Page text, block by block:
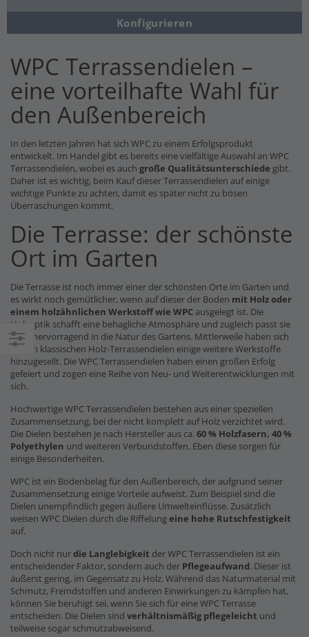
Konfigurieren
WPC Terrassendielen –
eine vorteilhafte Wahl für
den Außenbereich
In den letzten Jahren hat sich WPC zu einem Erfolgsprodukt
entwickelt. Im Handel gibt es bereits eine vielfältige Auswahl an WPC
Terrassendielen, wobei es auch große Qualitätsunterschiede gibt.
Daher ist es wichtig, beim Kauf dieser Terrassendielen auf einige
wichtige Punkte zu achten, damit es später nicht zu bösen
Überraschungen kommt.
Die Terrasse: der schönste
Ort im Garten
Die Terrasse ist noch immer einer der schönsten Orte im Garten und
es wirkt noch gemütlicher, wenn auf dieser der Boden mit Holz oder
einem holzähnlichen Werkstoff wie WPCausgelegt ist. Die
Holzoptik schafft eine behagliche Atmosphäre und zugleich passt sie
auch hervorragend in die Natur des Gartens. Mittlerweile haben sich
zu den klassischen Holz-Terrassendielen einige weitere Werkstoffe
hinzugesellt. Die WPC Terrassendielen haben einen großen Erfolg
gefeiert und zogen eine Reihe von Neu- und Weiterentwicklungen mit
sich.
Hochwertige WPC Terrassendielen bestehen aus einer speziellen
Zusammensetzung, bei der nicht komplett auf Holz verzichtet wird.
Die Dielen bestehen je nach Hersteller aus ca. 60 % Holzfasern, 40 %
Polyethylen und weiteren Verbundstoffen. Eben diese sorgen für
einige Besonderheiten.
WPC ist ein Bodenbelag für den Außenbereich, der aufgrund seiner
Zusammensetzung einige Vorteile aufweist. Zum Beispiel sind die
Dielen unempfindlich gegen äußere Umwelteinflüsse. Zusätzlich
weisen WPC Dielen durch die Riffelungeine hohe Rutschfestigkeit
auf.
Doch nicht nurdie Langlebigkeit der WPC Terrassendielen ist ein
entscheidender Faktor, sondern auch der Pflegeaufwand. Dieser ist
äußerst gering, im Gegensatz zu Holz. Während das Naturmaterial mit
Schmutz, Fremdstoffen und anderen Einwirkungen zu kämpfen hat,
können Sie beruhigt sei, wenn Sie sich für eine WPC Terrasse
entscheiden. Die Dielen sind verhältnismäßig pflegeleicht und
teilweise sogar schmutzabweisend.
Einkaufsoptionen